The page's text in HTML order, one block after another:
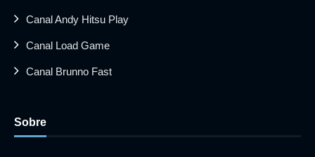
Canal Andy Hitsu Play
Canal Load Game
Canal Brunno Fast
Sobre